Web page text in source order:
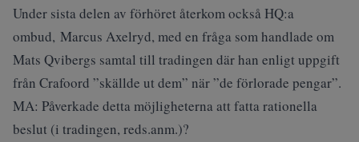
Under sista delen av förhöret återkom också HQ:a
ombud, Marcus Axelryd, med en fråga som handlade om
Mats Qvibergs samtal till tradingen där han enligt uppgift
från Crafoord ”skällde ut dem” när ”de förlorade pengar”.
MA: Påverkade detta möjligheterna att fatta rationella
beslut (i tradingen, reds.anm.)?